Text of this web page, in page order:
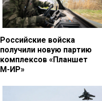
Российские войска
получили новую партию
комплексов «Планшет
М-ИР»